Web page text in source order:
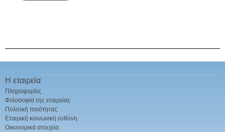
Η εταιρεία
Πληροφορίες
Φιλοσοφία της εταιρείας
Πολιτική ποιότητας
Εταιρική κοινωνική ευθύνη
Οικονομικά στοιχεία